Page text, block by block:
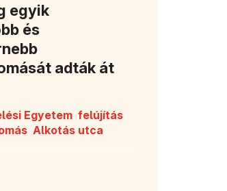
egyik
és
adták át
Egyetem felújítás
Alkotás utca